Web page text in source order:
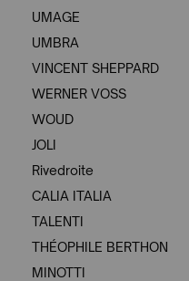
UMAGE
UMBRA
VINCENT SHEPPARD
WERNER VOSS
WOUD
JOLI
Rivedroite
CALIA ITALIA
TALENTI
THÉOPHILE BERTHON
MINOTTI